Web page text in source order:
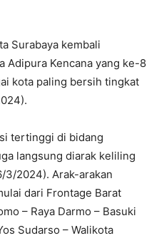
Surabaya kembali
Adipura Kencana yang ke-8
kota paling bersih tingkat
tertinggi di bidang
langsung diarak keliling
3/2024). Arak-arakan
dari Frontage Barat
– Raya Darmo – Basuki
Sudarso – Walikota